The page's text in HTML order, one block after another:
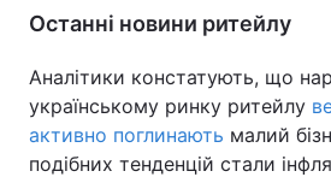
Останні новини ритейлу
Аналітики констатують, що
українському ринку ритейлу
активно поглинають малий
подібних тенденцій стали